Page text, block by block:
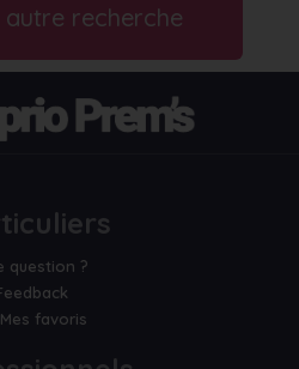
autre recherche
question ?
Mes favoris